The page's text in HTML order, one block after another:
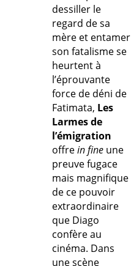
dessiller le
regard de sa
mère et entamer
son fatalisme se
heurtent à
l’éprouvante
force de déni de
Fatimata, Les
Larmes de
l’émigration
offrein fine une
preuve fugace
mais magnifique
de ce pouvoir
extraordinaire
que Diago
confère au
cinéma. Dans
une scène